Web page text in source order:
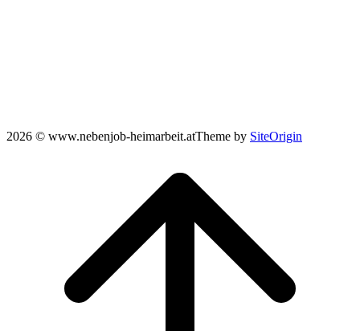
2026 © www.nebenjob-heimarbeit.atTheme by SiteOrigin